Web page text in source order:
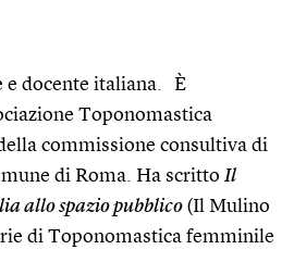
e docente italiana. È
Toponomastica
commissione consultiva di
di Roma. Ha scritto Il
allo spazio pubblico (Il Mulino
di Toponomastica femminile